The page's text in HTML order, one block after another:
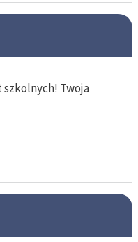
szkolnych! Twoja